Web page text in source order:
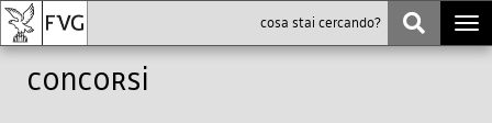
Concorsi